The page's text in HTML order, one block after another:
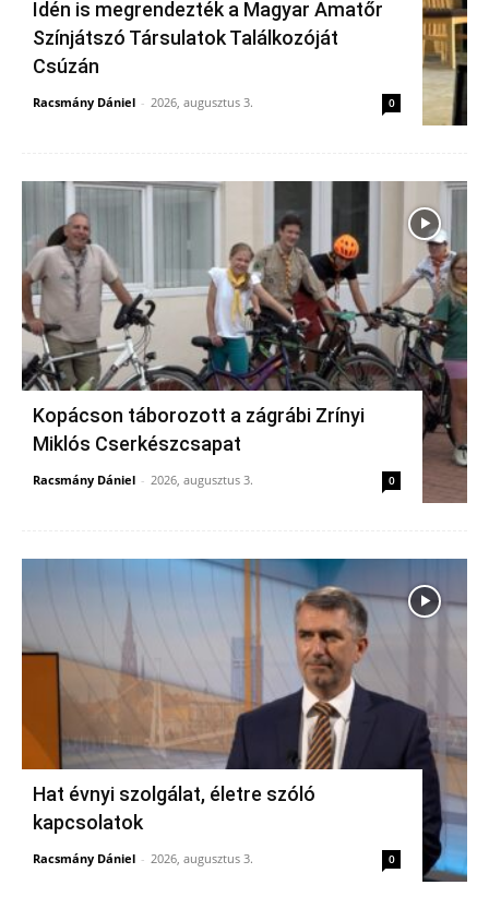
Idén is megrendezték a Magyar Amatőr
Színjátszó Társulatok Találkozóját
Csúzán
Racsmány Dániel - 2026, augusztus 3. 0
Kopácson táborozott a zágrábi Zrínyi
Miklós Cserkészcsapat
Racsmány Dániel - 2026, augusztus 3. 0
Hat évnyi szolgálat, életre szóló
kapcsolatok
Racsmány Dániel - 2026, augusztus 3. 0